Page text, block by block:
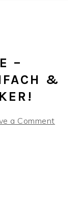
T
& U
a Comment